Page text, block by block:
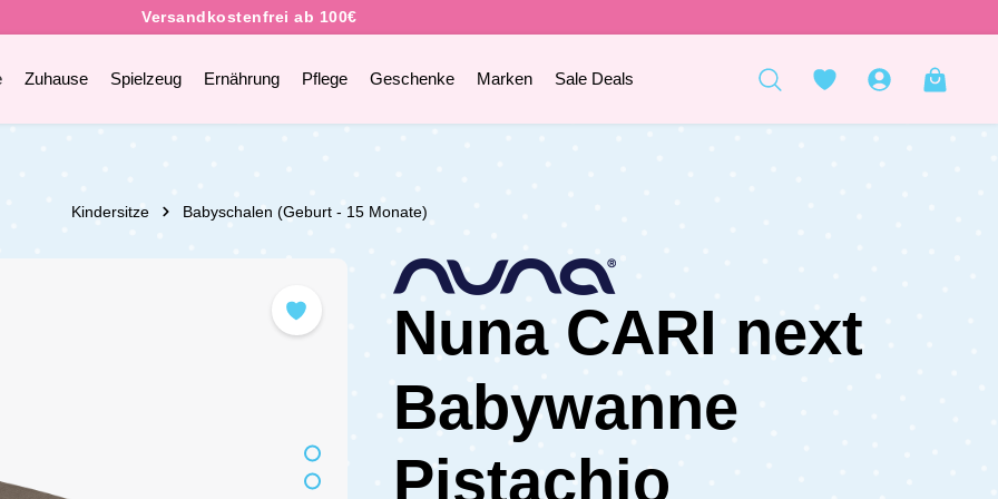
Zuhause Spielzeug Ernährung Pflege Geschenke Marken Sale Deals
Kindersitze Babyschalen (Geburt - 15 Monate)
Nuna CARI next
Babywanne
Pistachio